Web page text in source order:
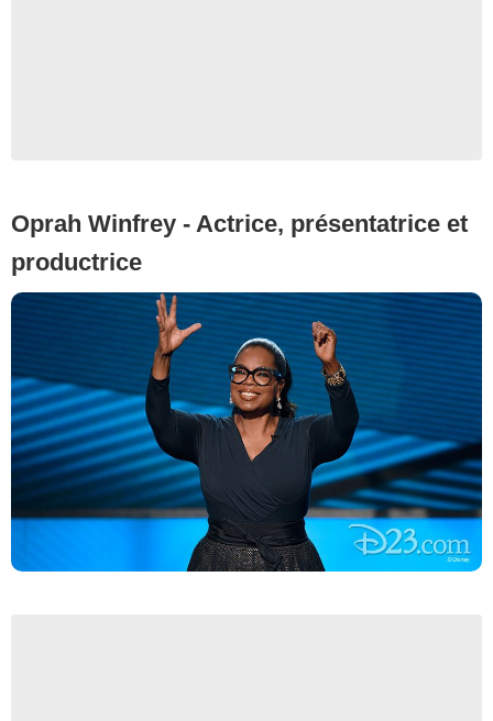
Oprah Winfrey - Actrice, présentatrice et
productrice